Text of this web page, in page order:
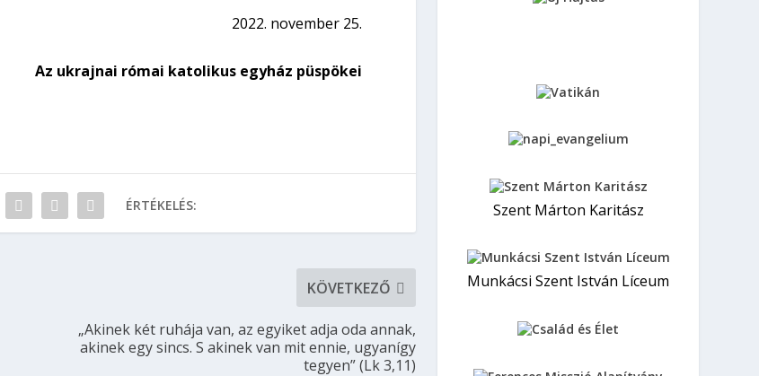
2022. november 25.
Az ukrajnai római katolikus egyház püspökei
ÉRTÉKELÉS:
KÖVETKEZŐ
„Akinek két ruhája van, az egyiket adja oda annak,
akinek egy sincs. S akinek van mit ennie, ugyanígy
tegyen” (Lk 3,11)
Szent Márton Karitász
Munkácsi Szent István Líceum